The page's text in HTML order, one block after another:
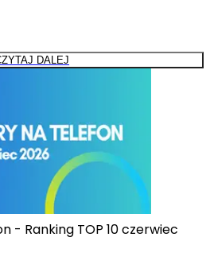
DALEJ
- Ranking TOP 10 czerwiec